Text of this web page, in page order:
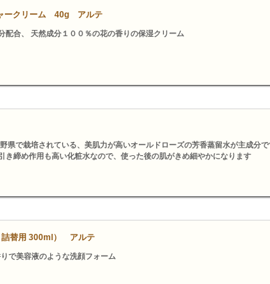
ークリーム 40g アルテ
配合、 天然成分１００％の花の香りの保湿クリーム
県で栽培されている、美肌力が高いオールドローズの芳香蒸留水が主成分
き締め作用も高い化粧水なので、使った後の肌がきめ細やかになります
詰替用 300ml） アルテ
で美容液のような洗顔フォーム